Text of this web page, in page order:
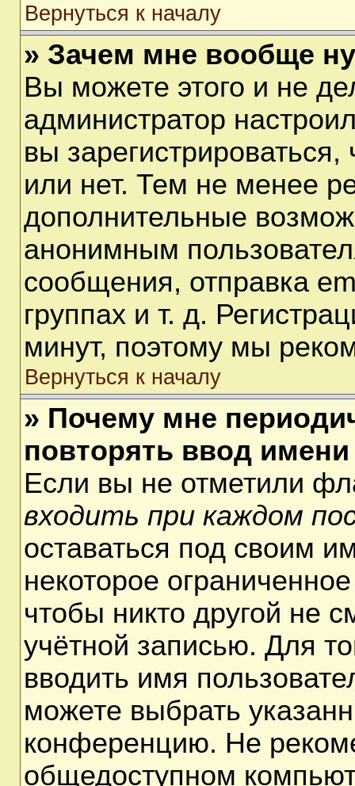
Вернуться к началу
» Зачем мне вообще
Вы можете этого и не
администратор
вы
или нет. Тем не менее
дополнительные
анонимным
сообщения, отправка
группах и т. д.
минут, поэтому мы
Вернуться к началу
» Почему мне
повторять ввод
Если вы не отметили
входить при каждом
оставаться под своим
некоторое
чтобы никто другой не
учётной записью. Для
вводить имя
можете выбрать
конференцию. Не
общедоступном